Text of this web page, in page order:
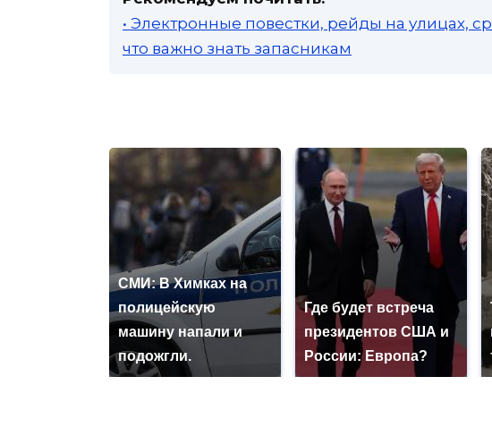
• Электронные повестки, рейды на улицах,
что важно знать запасникам
СМИ: В Химках на
полицейскую
машину напали и
подожгли.
Где будет встреча
президентов США и
России: Европа?